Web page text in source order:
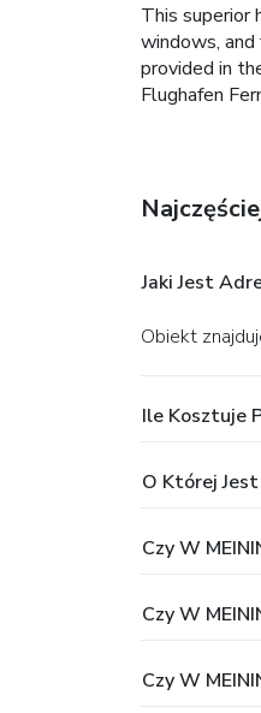
This superior
windows,
provided in
Flughafen
Jaki Jest
Obiekt
Ile Kosztuje
O Której
Czy W
Czy W
Czy W